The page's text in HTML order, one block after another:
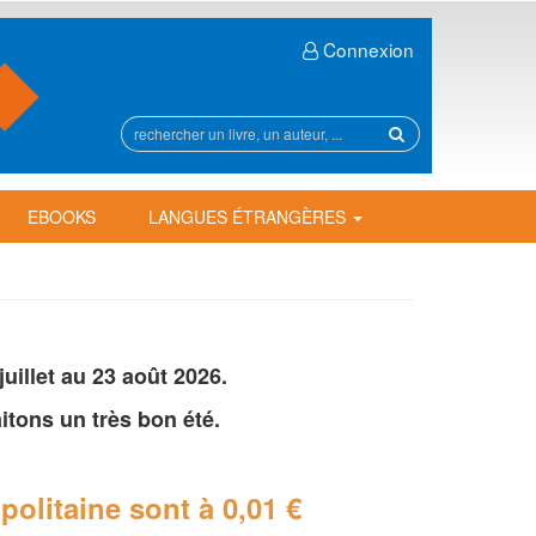
Connexion
sur
site
EBOOKS
LANGUES ÉTRANGÈRES
au 23 août 2026.
un très bon été.
sont à 0,01 €